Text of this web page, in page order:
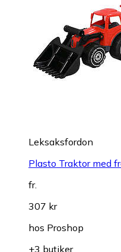
Leksaksfordon
Plasto Traktor med
fr.
307 kr
hos Proshop
+3 butiker